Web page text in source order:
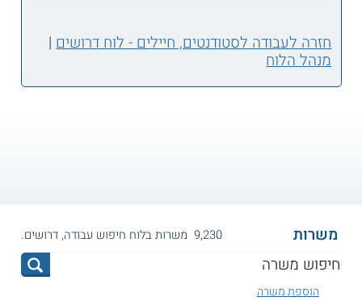
חזרה לעבודה לסטודנטים, חיילים - לוח דרושים|
מנהל הלוח
משרות 9,230 משרות בלוח חיפוש עבודה, דרושים.
הוספת משרה